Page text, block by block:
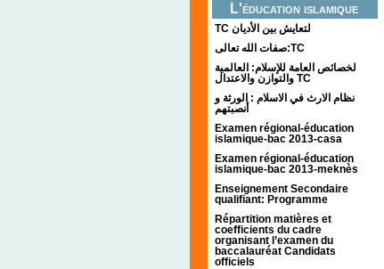
L'éducation islamique
TC لتعايش بين الأديان
صفات الله تعالى:TC
لخصائص العامة للإسلام: العالمية
والتوازن والاعتدال TC
نظام الارث في الاسلام : الورثة و
أنصبتهم
Examen régional-éducation
islamique-bac 2013-casa
Examen régional-éducation
islamique-bac 2013-meknès
Enseignement Secondaire
qualifiant: Programme
Répartition matières et
coefficients du cadre
organisant l’examen du
baccalauréat Candidats
officiels